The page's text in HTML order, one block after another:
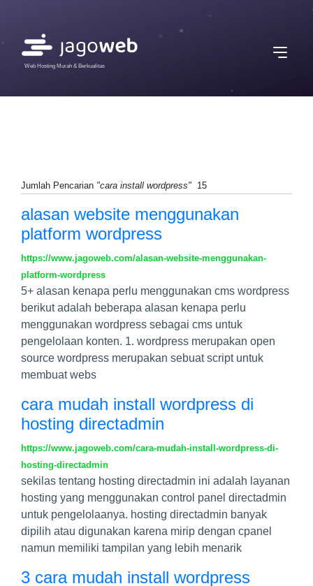
Web Hosting Murah & Berkualitas
Jumlah Pencarian "cara install wordpress" 15
alasan website menggunakan
platform wordpress
https://www.jagoweb.com/alasan-website-menggunakan-
platform-wordpress
5+ alasan kenapa perlu menggunakan cms wordpress
berikut adalah beberapa alasan kenapa perlu
menggunakan wordpress sebagai cms untuk
pengelolaan konten. 1. wordpress merupakan open
source wordpress merupakan sebuat script untuk
membuat webs
cara mudah install wordpress di
hosting directadmin
https://www.jagoweb.com/cara-mudah-install-wordpress-di-
hosting-directadmin
sekilas tentang hosting directadmin ini adalah layanan
hosting yang menggunakan control panel directadmin
untuk pengelolaanya. hosting directadmin banyak
dipilih atau digunakan karena mirip dengan cpanel
namun memiliki tampilan yang lebih menarik
3 cara mudah install wordpress